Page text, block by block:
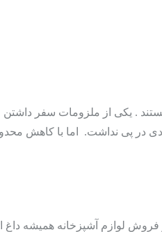
. یکی از ملزومات سفر داشتن
در پی نداشت. اما با کاهش
فروش لوازم آشپزخانه